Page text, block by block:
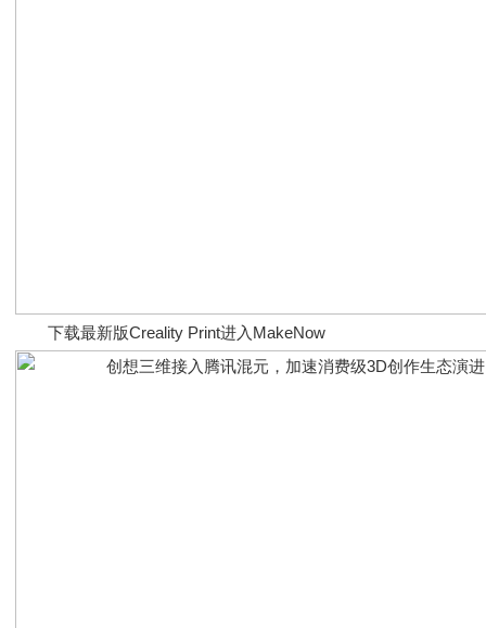
下载最新版Creality Print进入MakeNow